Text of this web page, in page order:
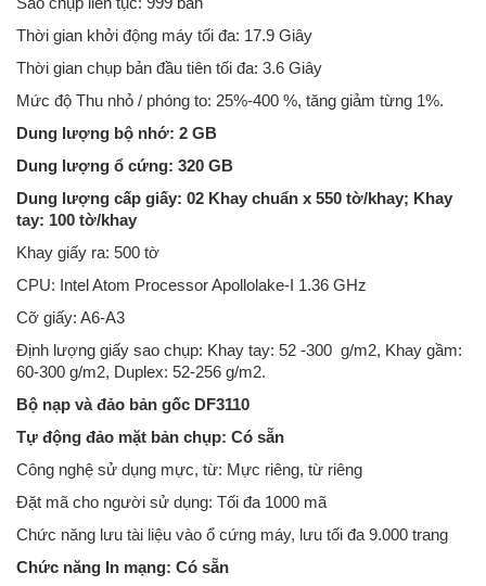
Thời gian khởi động máy tối đa: 17.9 Giây
Thời gian chụp bản đầu tiên tối đa: 3.6 Giây
Mức độ Thu nhỏ / phóng to: 25%-400 %, tăng giảm từng 1%.
Dung lượng bộ nhớ: 2 GB
Dung lượng ổ cứng: 320 GB
Dung lượng cấp giấy: 02 Khay chuẩn x 550 tờ/khay; Khay
tay: 100 tờ/khay
Khay giấy ra: 500 tờ
CPU: Intel Atom Processor Apollolake-I 1.36 GHz
Cỡ giấy: A6-A3
Định lượng giấy sao chụp: Khay tay: 52 -300 g/m2, Khay gầm:
60-300 g/m2, Duplex: 52-256 g/m2.
Bộ nạp và đảo bản gốc DF3110
Tự động đảo mặt bản chụp: Có sẵn
Công nghệ sử dụng mực, từ: Mực riêng, từ riêng
Đặt mã cho người sử dụng: Tối đa 1000 mã
Chức năng lưu tài liệu vào ổ cứng máy, lưu tối đa 9.000 trang
Chức năng In mạng: Có sẵn